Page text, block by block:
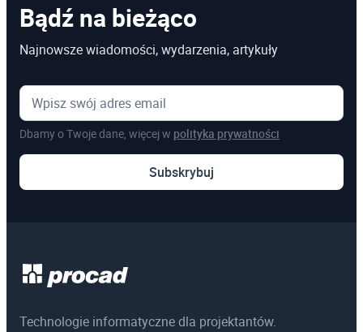
Bądź na bieżąco
Najnowsze wiadomości, wydarzenia, artykuły
Dbamy o Twoje dane, więcej w polityka prywatności
Subskrybuj
Technologie informatyczne dla projektantów.